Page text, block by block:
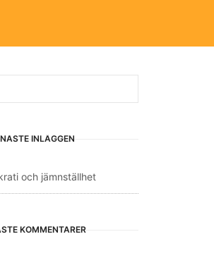
INLÄGGEN
och jämnställhet
KOMMENTARER